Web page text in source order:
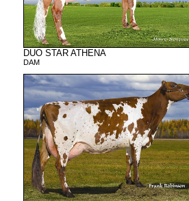
DUO STAR ATHENA
DAM